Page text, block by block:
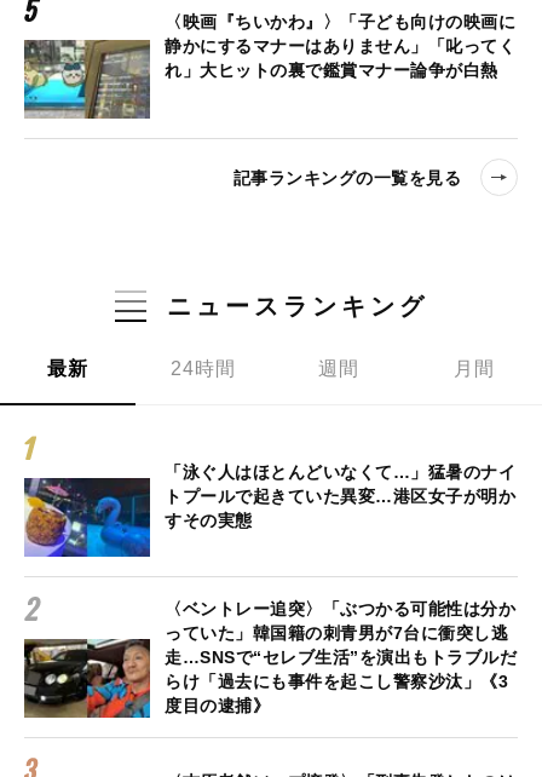
〈映画『ちいかわ』〉「子ども向けの映画に
静かにするマナーはありません」「叱ってく
れ」大ヒットの裏で鑑賞マナー論争が白熱
記事ランキングの一覧を見る
ニュースランキング
最新 24時間 週間 月間
「泳ぐ人はほとんどいなくて…」猛暑のナイ
トプールで起きていた異変…港区女子が明か
すその実態
〈ベントレー追突〉「ぶつかる可能性は分か
っていた」韓国籍の刺青男が7台に衝突し逃
走…SNSで“セレブ生活”を演出もトラブルだ
らけ「過去にも事件を起こし警察沙汰」《3
度目の逮捕》